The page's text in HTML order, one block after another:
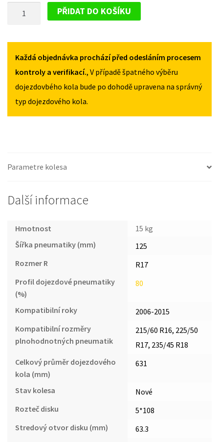
2015
125
/
80R17
MNOŽSTVÍ
I
2015
125
/
80R17
S-
MAX
2006-
2015
MNOŽSTVÍ
PŘIDAT DO KOŠÍKU
Každá objednávka prochází před odesláním procesem
kontroly a verifikací., V případě špatného výběru
dojezdovbého kola bude po dohodě upravena na správný
typ dojezdového kola.
Parametre kolesa
Další informace
Hmotnost
15 kg
Šířka pneumatiky (mm)
125
Rozmer R
R17
Profil dojezdové pneumatiky
(%)
80
Kompatibilní roky
2006-2015
Kompatibilní rozměry
plnohodnotných pneumatik
215/60 R16, 225/50
R17, 235/45 R18
Celkový průměr dojezdového
kola (mm)
631
Stav kolesa
Nové
Rozteč disku
5*108
Stredový otvor disku (mm)
63.3